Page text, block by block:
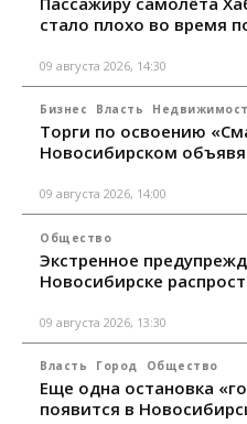
стало плохо во время
09 августа 2026, 14:30
Бизнес Власть
Торги по освоению
Новосибирском
09 августа 2026, 14:00
Общество
Экстренное
Новосибирске
09 августа 2026, 13:30
Власть Город Общество
Еще одна остановка
появится в